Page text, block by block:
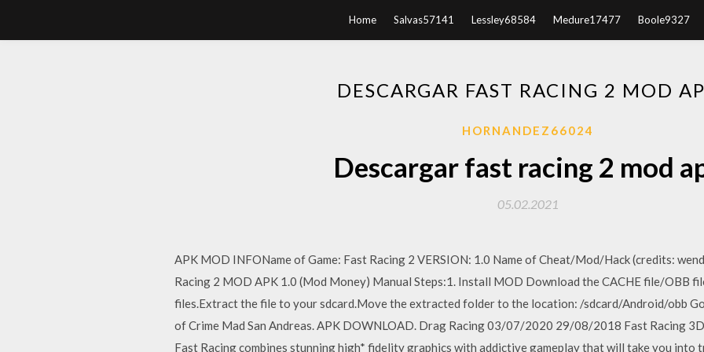
Home Salvas57141 Lessley68584 Medure17477 Boole9327
DESCARGAR FAST RACING 2 MOD
HORNANDEZ66024
Descargar fast racing 2 mod
05.02.2021
APK MOD INFOName of Game: Fast Racing 2 VERSION: 1.0 Name of Cheat/Mod/Hack (credits:
Racing 2 MOD APK 1.0 (Mod Money) Manual Steps:1. Install MOD Download the CACHE file/OBB
files.Extract the file to your sdcard.Move the extracted folder to the location: /sdcard/Android/obb
of Crime Mad San Andreas. APK DOWNLOAD. Drag Racing 03/07/2020 29/08/2018 Fast Racing
Fast Racing combines stunning high* fidelity graphics with addictive gameplay that will take you into